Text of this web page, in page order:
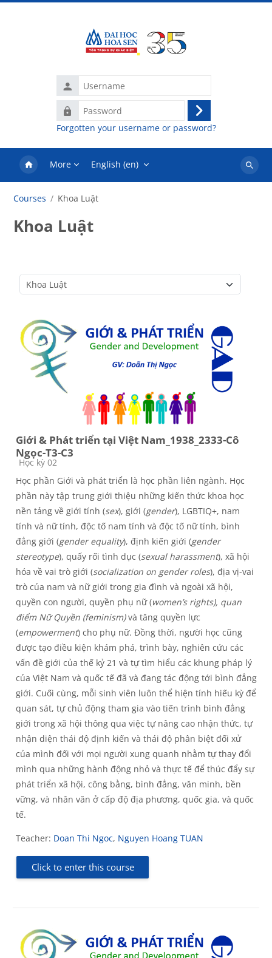
Username
Password
Log
in
Forgotten your username or password?
More English ‎(en)‎
Search
Courses Khoa Luật
Khoa Luật
Giới & Phát triển tại Việt Nam_1938_2333-Cô
Ngọc-T3-C3
Course category
Học kỳ 02
Học phần Giới và phát triển là học phần liên ngành. Học
phần này tập trung giới thiệu những kiến thức khoa học
nền tảng về giới tính (sex), giới (gender), LGBTIQ+, nam
tính và nữ tính, độc tố nam tính và độc tố nữ tính, bình
đẳng giới (gender equality), định kiến giới (gender
stereotype), quấy rối tình dục (sexual harassment), xã hội
hóa về vai trò giới (socialization on gender roles), địa vị-vai
trò của nam và nữ giới trong gia đình và ngoài xã hội,
quyền con người, quyền phụ nữ (women’s rights), quan
điểm Nữ Quyền (feminism)và tăng quyền lực
(empowerment) cho phụ nữ. Đồng thời, người học cũng
được tạo điều kiện khám phá, trình bày, nghiên cứu các
vấn đề giới của thế kỷ 21 và tự tìm hiểu các khung pháp lý
của Việt Nam và quốc tế đã và đang tác động tới bình đẳng
giới. Cuối cùng, mỗi sinh viên luôn thể hiện tính hiếu kỳ để
quan sát, tự chủ động tham gia vào tiến trình bình đẳng
giới trong xã hội thông qua việc tự nâng cao nhận thức, tự
nhận diện thái độ định kiến và thái độ phân biệt đối xử
của mình đối với mọi người xung quanh nhằm tự thay đổi
mình qua những hành động nhỏ và thực tế để thúc đẩy sự
phát triển xã hội, công bằng, bình đẳng, văn minh, bền
vững, và nhân văn ở cấp độ địa phương, quốc gia, và quốc
tế.
Teacher: Doan Thi Ngoc, Nguyen Hoang TUAN
Click to enter this course